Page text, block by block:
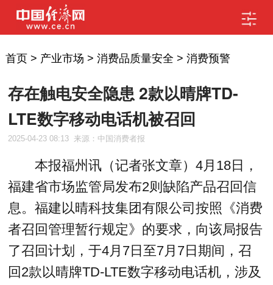
首页> 产业市场 > 消费品质量安全 > 消费预警
存在触电安全隐患 2款以晴牌TD-
LTE数字移动电话机被召回
2025-04-23 08:13 来源：中国消费者报
本报福州讯（记者张文章）4月18日，
福建省市场监管局发布2则缺陷产品召回信
息。福建以晴科技集团有限公司按照《消费
者召回管理暂行规定》的要求，向该局报告
了召回计划，于4月7日至7月7日期间，召
回2款以晴牌TD-LTE数字移动电话机，涉及